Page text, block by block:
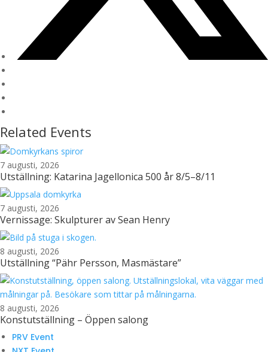
Related Events
7 augusti, 2026
Utställning: Katarina Jagellonica 500 år 8/5–8/11
7 augusti, 2026
Vernissage: Skulpturer av Sean Henry
8 augusti, 2026
Utställning “Pähr Persson, Masmästare”
8 augusti, 2026
Konstutställning – Öppen salong
PRV Event